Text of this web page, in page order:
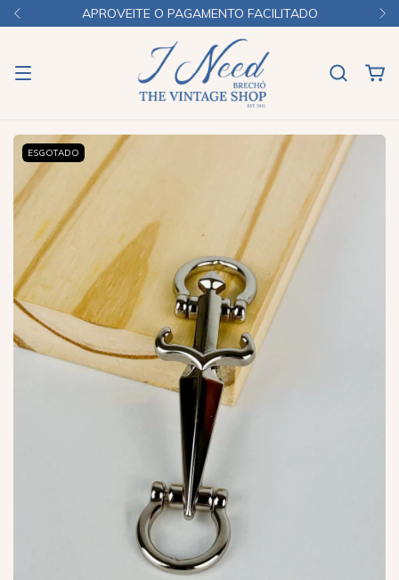
APROVEITE O PAGAMENTO FACILITADO
ESGOTADO